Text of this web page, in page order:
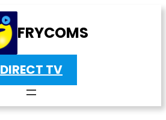
FRYCOMS
DIRECT TV